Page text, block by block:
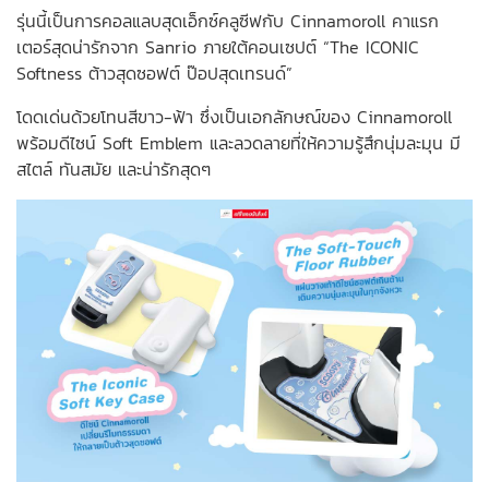
รุ่นนี้เป็นการคอลแลบสุดเอ็กซ์คลูซีฟกับ Cinnamoroll คาแรก
เตอร์สุดน่ารักจาก Sanrio ภายใต้คอนเซปต์ “The ICONIC
Softness ต้าวสุดซอฟต์ ป๊อปสุดเทรนด์”
โดดเด่นด้วยโทนสีขาว-ฟ้า ซึ่งเป็นเอกลักษณ์ของ Cinnamoroll
พร้อมดีไซน์ Soft Emblem และลวดลายที่ให้ความรู้สึกนุ่มละมุน มี
สไตล์ ทันสมัย และน่ารักสุดๆ